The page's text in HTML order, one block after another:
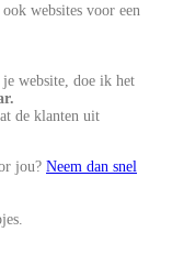
websites voor een
website, doe ik het
de klanten uit
jou? Neem dan snel